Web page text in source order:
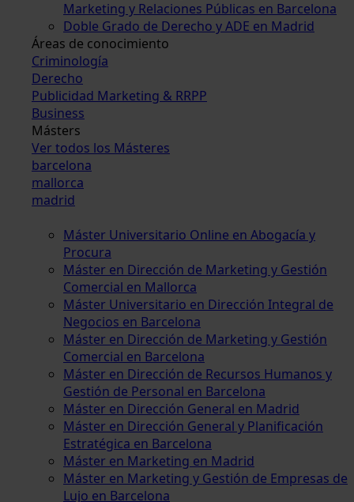
Marketing y Relaciones Públicas en Barcelona
Doble Grado de Derecho y ADE en Madrid
Áreas de conocimiento
Criminología
Derecho
Publicidad Marketing & RRPP
Business
Másters
Ver todos los Másteres
barcelona
mallorca
madrid
Máster Universitario Online en Abogacía y
Procura
Máster en Dirección de Marketing y Gestión
Comercial en Mallorca
Máster Universitario en Dirección Integral de
Negocios en Barcelona
Máster en Dirección de Marketing y Gestión
Comercial en Barcelona
Máster en Dirección de Recursos Humanos y
Gestión de Personal en Barcelona
Máster en Dirección General en Madrid
Máster en Dirección General y Planificación
Estratégica en Barcelona
Máster en Marketing en Madrid
Máster en Marketing y Gestión de Empresas de
Lujo en Barcelona